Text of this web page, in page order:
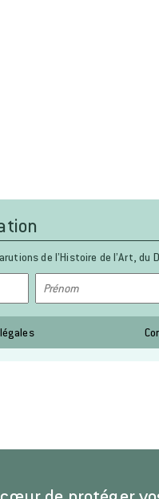
de l’Histoire de l’Art, du